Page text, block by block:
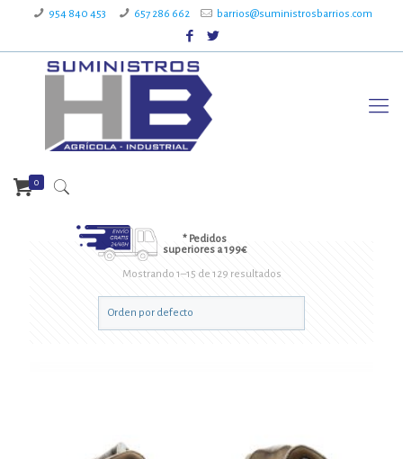
954 840 453 657 286 662 barrios@suministrosbarrios.com
* Pedidos
superiores a 199€
0
Mostrando 1–15 de 129 resultados